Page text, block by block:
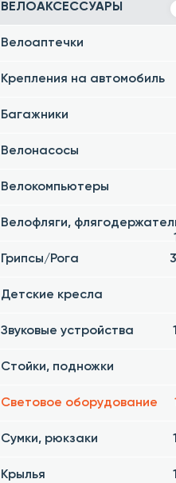
ВЕЛОАКСЕССУАРЫ
Велоаптечки
Крепления на автомобиль
Багажники
Велонасосы
Велокомпьютеры
Велофляги,
Грипсы/Рога
Детские кресла
Звуковые устройства
Стойки, подножки
Световое оборудование
Сумки, рюкзаки
Крылья